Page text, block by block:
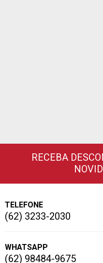
RECEBA
TELEFONE
(62) 3233-2030
WHATSAPP
(62) 98484-9675